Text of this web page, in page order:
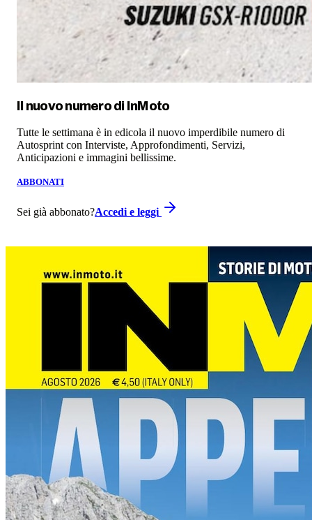
Il nuovo numero di InMoto
Tutte le settimana è in edicola il nuovo imperdibile numero di
Autosprint con Interviste, Approfondimenti, Servizi,
Anticipazioni e immagini bellissime.
ABBONATI
Sei già abbonato?Accedi e leggi